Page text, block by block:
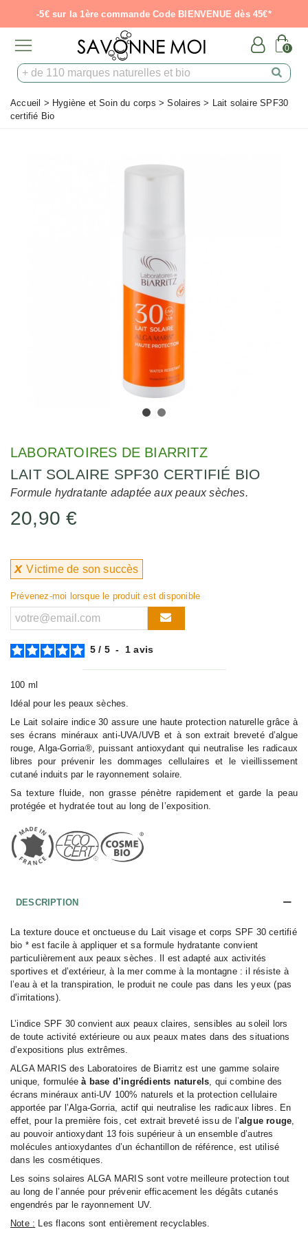
-5€ sur la 1ère commande Code BIENVENUE dès 45€*
0
Accueil > Hygiène et Soin du corps > Solaires > Lait solaire SPF30
certifié Bio
LABORATOIRES DE BIARRITZ
LAIT SOLAIRE SPF30 CERTIFIÉ BIO
Formule hydratante adaptée aux peaux sèches.
20,90 €
xVictime de son succès
Prévenez-moi lorsque le produit est disponible
5 / 5 - 1avis
100 ml
Idéal pour les peaux sèches.
Le Lait solaire indice 30 assure une haute protection naturelle grâce à
ses écrans minéraux anti-UVA/UVB et à son extrait breveté d’algue
rouge, Alga-Gorria®, puissant antioxydant qui neutralise les radicaux
libres pour prévenir les dommages cellulaires et le vieillissement
cutané induits par le rayonnement solaire.
Sa texture fluide, non grasse pénètre rapidement et garde la peau
protégée et hydratée tout au long de l’exposition.
DESCRIPTION
La texture douce et onctueuse du Lait visage et corps SPF 30 certifié
bio * est facile à appliquer et sa formule hydratante convient
particulièrement aux peaux sèches. Il est adapté aux activités
sportives et d’extérieur, à la mer comme à la montagne : il résiste à
l’eau à et la transpiration, le produit ne coule pas dans les yeux (pas
d’irritations).
L’indice SPF 30 convient aux peaux claires, sensibles au soleil lors
de toute activité extérieure ou aux peaux mates dans des situations
d’expositions plus extrêmes.
ALGA MARIS des Laboratoires de Biarritz est une gamme solaire
unique, formuléeà base d’ingrédients naturels , qui combine des
écrans minéraux anti-UV 100% naturels et la protection cellulaire
apportée par l’Alga-Gorria, actif qui neutralise les radicaux libres. En
effet, pour la première fois, cet extrait breveté issu de l’algue rouge
au pouvoir antioxydant 13 fois supérieur à un ensemble d’autres
molécules antioxydantes d’un échantillon de référence, est utilisé
dans les cosmétiques.
Les soins solaires ALGA MARIS sont votre meilleure protection tout
au long de l’année pour prévenir efficacement les dégâts cutanés
engendrés par le rayonnement UV.
Note : Les flacons sont entièrement recyclables.